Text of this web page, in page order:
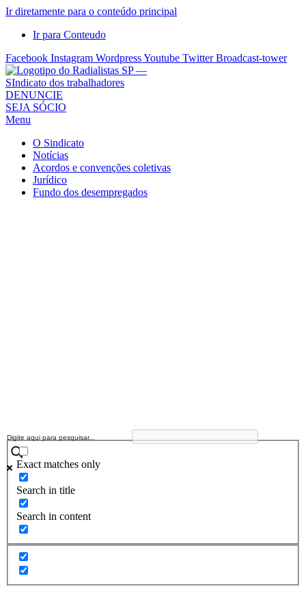
Ir diretamente para o conteúdo principal
Ir para Conteudo
Facebook Instagram WordpressYoutube Twitter Broadcast-tower
Sindicato
dos
Radialistas
São
Paulo
Sindicato
DENUNCIE
SEJA SÓCIO
Menu
O Sindicato
Notícias
Acordos e convenções coletivas
Jurídico
Fundo dos desempregados
Exact matches only
Search in title
Search in content